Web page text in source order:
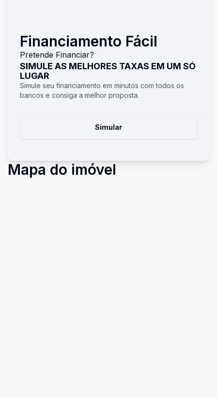
Financiamento Fácil
Pretende Financiar?
SIMULE AS MELHORES TAXAS EM UM SÓ
LUGAR
Simule seu financiamento em minutos com todos os
bancos e consiga a melhor proposta.
Simular
Mapa do imóvel